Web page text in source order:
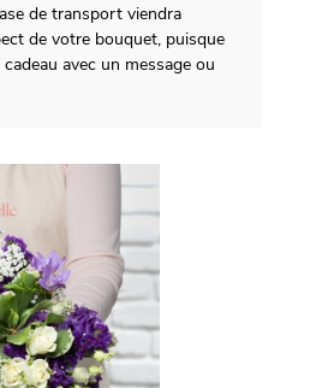
de transport viendra
de votre bouquet, puisque
avec un message ou